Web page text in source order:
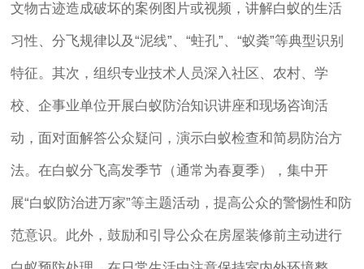
文物古迹造成破坏的案例图片或视频，讲解白蚁的生活
习性、分飞规律以及“泥线”、“蛀孔”、“蚁粪”等典型识别
特征。其次，组织专业技术人员深入社区、农村、学
校、企事业单位开展白蚁防治知识讲座和现场咨询活
动，面对面解答公众疑问，演示白蚁检查和简易防治方
法。在白蚁分飞高发季节（通常为春夏季），集中开
展“白蚁防治进万家”等主题活动，提高公众的警惕性和防
范意识。此外，鼓励和引导公众在房屋装修前主动进行